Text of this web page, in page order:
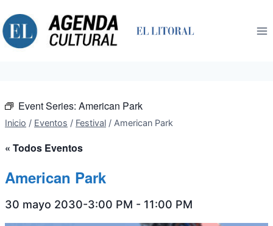
al
contenido
Event Series: American Park
Inicio / Eventos / Festival / American Park
« Todos Eventos
American Park
30 mayo 2030-3:00 PM - 11:00 PM